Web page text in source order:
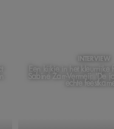
INTERVIEW
Een kijkje in het kleurrijke
Sabine Zarr-Vermeij: 'De
echte